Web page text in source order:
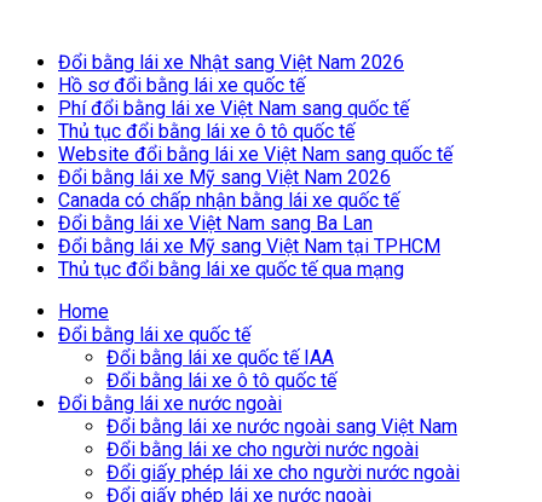
Đổi bằng lái xe Nhật sang Việt Nam 2026
Hồ sơ đổi bằng lái xe quốc tế
Phí đổi bằng lái xe Việt Nam sang quốc tế
Thủ tục đổi bằng lái xe ô tô quốc tế
Website đổi bằng lái xe Việt Nam sang quốc tế
Đổi bằng lái xe Mỹ sang Việt Nam 2026
Canada có chấp nhận bằng lái xe quốc tế
Đổi bằng lái xe Việt Nam sang Ba Lan
Đổi bằng lái xe Mỹ sang Việt Nam tại TPHCM
Thủ tục đổi bằng lái xe quốc tế qua mạng
Home
Đổi bằng lái xe quốc tế
Đổi bằng lái xe quốc tế IAA
Đổi bằng lái xe ô tô quốc tế
Đổi bằng lái xe nước ngoài
Đổi bằng lái xe nước ngoài sang Việt Nam
Đổi bằng lái xe cho người nước ngoài
Đổi giấy phép lái xe cho người nước ngoài
Đổi giấy phép lái xe nước ngoài